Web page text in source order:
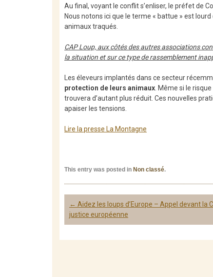
Au final, voyant le conflit s’enliser, le préfet de
Nous notons ici que le terme « battue » est
animaux traqués.
CAP Loup, aux côtés des autres associations
la situation et sur ce type de rassemblement
Les éleveurs implantés dans ce secteur
protection de leurs animaux . Même si le
trouvera d’autant plus réduit. Ces nouvelles
apaiser les tensions.
Lire la presse La Montagne
This entry was posted in Non classé.
Post
navigation
← Aidez les loups d’Europe – Appel devant la
justice européenne